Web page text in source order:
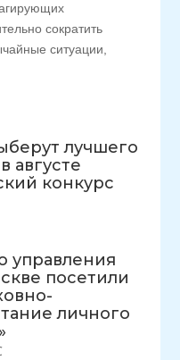
лучшего
августе
конкурс
управления
посетили
личного
сократить
ситуации,